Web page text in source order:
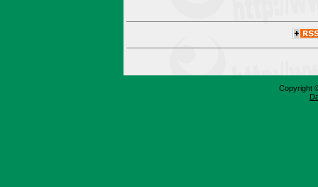
Copyright